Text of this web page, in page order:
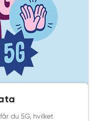
du 5G, hvilket